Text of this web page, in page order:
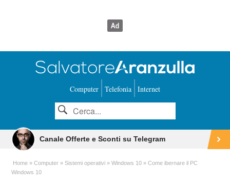
Computer Telefonia Internet
Canale Offerte e Sconti su Telegram
Home Computer Sistemi operativi Windows 10
Come ibernare il PC
Windows 10